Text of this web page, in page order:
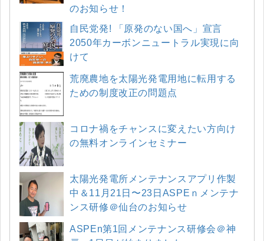
のお知らせ！
自民党発! 「原発のない国へ」宣言
2050年カーボンニュートラル実現に向
けて
荒廃農地を太陽光発電用地に転用する
ための制度改正の問題点
コロナ禍をチャンスに変えたい方向け
の無料オンラインセミナー
太陽光発電所メンテナンスアプリ作製
中＆11月21日〜23日ASPEｎメンテナ
ンス研修＠仙台のお知らせ
ASPEn第1回メンテナンス研修会＠神